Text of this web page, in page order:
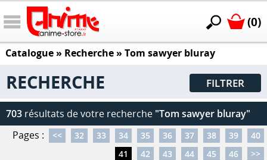
(0)
Catalogue» Recherche » Tom sawyer bluray
RECHERCHE FILTRER
703 résultats de votre recherche "Tom sawyer bluray"
Pages :
<< 32 33 34 35 36 37 38 39
40
41
42 43 44 45 46
>>